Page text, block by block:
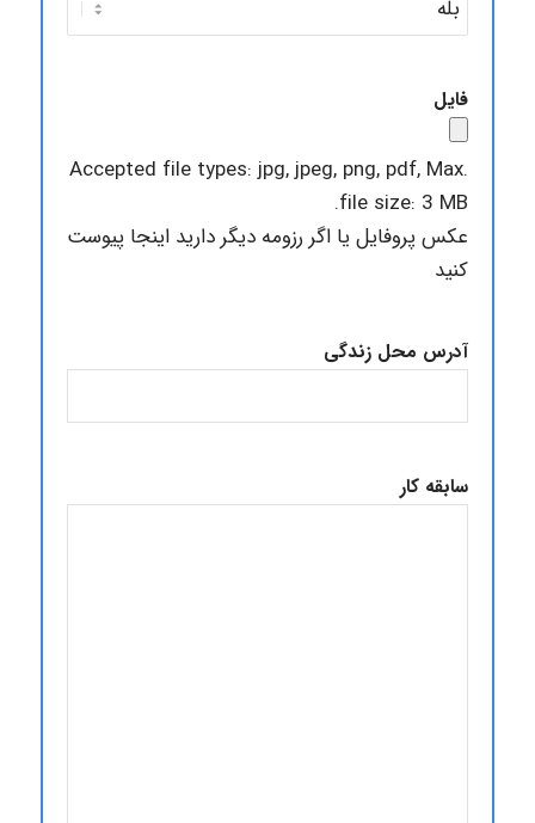
فایل
Accepted file types: jpg, jpeg, png, pdf, Max.
file size: 3 MB.
عکس پروفایل یا اگر رزومه دیگر دارید اینجا پیوست
کنید
آدرس محل زندگی
سابقه کار